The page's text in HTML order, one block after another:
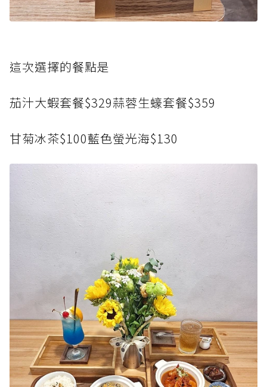
這次選擇的餐點是
茄汁大蝦套餐$329蒜蓉生蠔套餐$359
甘菊冰茶$100藍色螢光海$130